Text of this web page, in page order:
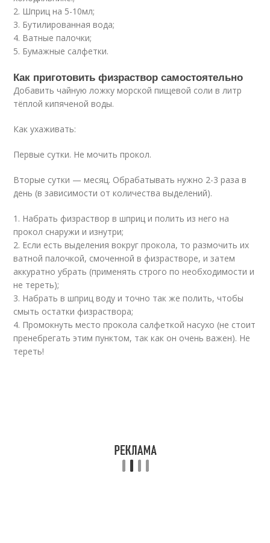
2. Шприц на 5-10мл;
3. Бутилированная вода;
4. Ватные палочки;
5. Бумажные cалфетки.
Как приготовить физраствор самостоятельно
Добавить чайную ложку морской пищевой соли в литр
тёплой кипяченой воды.
Как ухаживать:
Первые сутки. Не мочить прокол.
Вторые сутки — месяц. Обрабатывать нужно 2-3 раза в
день (в зависимости от количества выделений).
1. Набрать физраствор в шприц и полить из него на
прокол снаружи и изнутри;
2. Если есть выделения вокруг прокола, то размочить их
ватной палочкой, смоченной в физрастворе, и затем
аккуратно убрать (применять строго по необходимости и
не тереть);
3. Набрать в шприц воду и точно так же полить, чтобы
смыть остатки физраствора;
4. Промокнуть место прокола салфеткой насухо (не стоит
пренебрегать этим пунктом, так как он очень важен). Не
тереть!